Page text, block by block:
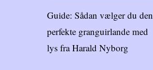
Guide: Sådan vælger du den
perfekte granguirlande med
lys fra Harald Nyborg